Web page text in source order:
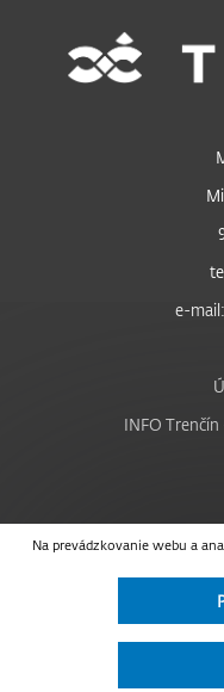
Na prevádzkovanie webu a
e-
INFO